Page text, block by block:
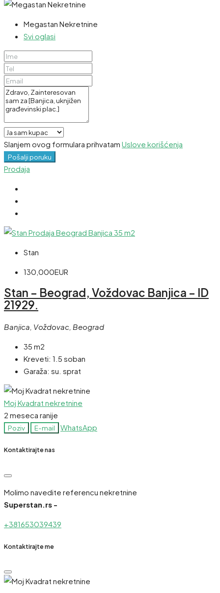
Megastan Nekretnine
Svi oglasi
Slanjem ovog formulara prihvatam Uslove korišćenja
Pošalji poruku
Prodaja
Stan
130,000EUR
Stan – Beograd, Voždovac Banjica – ID
21929.
Banjica, Voždovac, Beograd
35 m2
Kreveti: 1.5 soban
Garaža: su. sprat
Moj Kvadrat nekretnine
2 meseca ranije
Poziv E-mail WhatsApp
Kontaktirajte nas
Molimo navedite referencu nekretnine
Superstan.rs -
+381653039439
Kontaktirajte me